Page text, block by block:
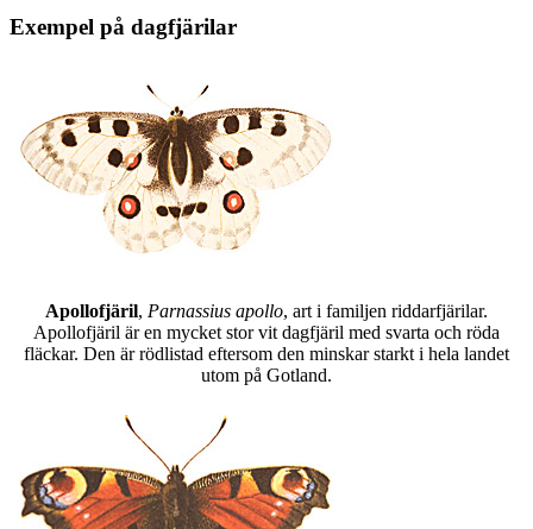
Exempel på dagfjärilar
Apollofjäril, Parnassius apollo, art i familjen riddarfjärilar.
Apollofjäril är en mycket stor vit dagfjäril med svarta och röda
fläckar. Den är rödlistad eftersom den minskar starkt i hela landet
utom på Gotland.